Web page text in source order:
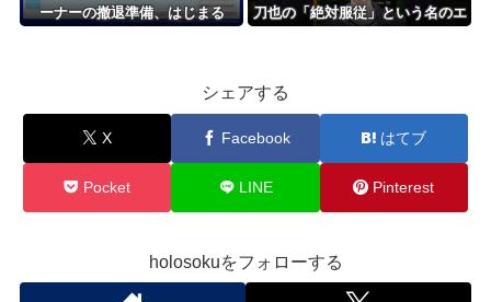
ーナーの撤退準備、はじまる
刀也の「絶対服従」という名のエ
シェアする
X Facebook はてブ
Pocket LINE Pinterest
holosokuをフォローする